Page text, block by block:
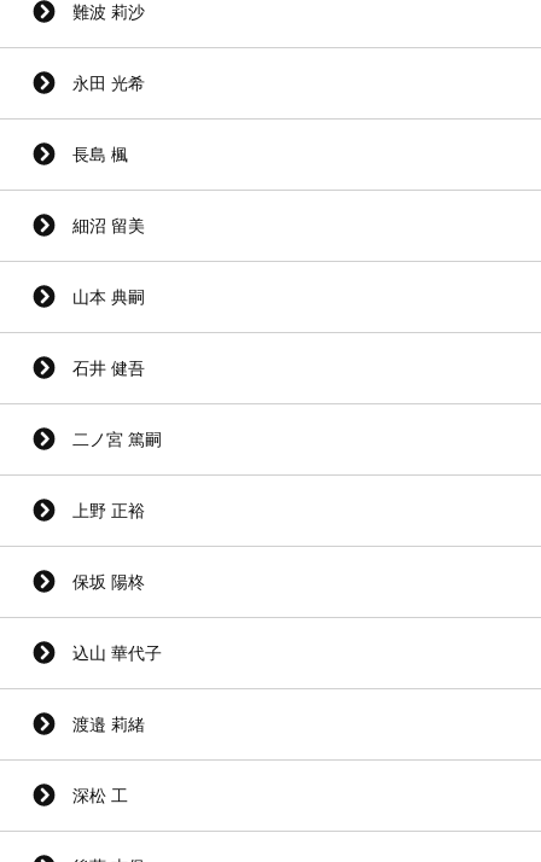
難波 莉沙
永田 光希
長島 楓
細沼 留美
山本 典嗣
石井 健吾
二ノ宮 篤嗣
上野 正裕
保坂 陽柊
込山 華代子
渡邉 莉緒
深松 工